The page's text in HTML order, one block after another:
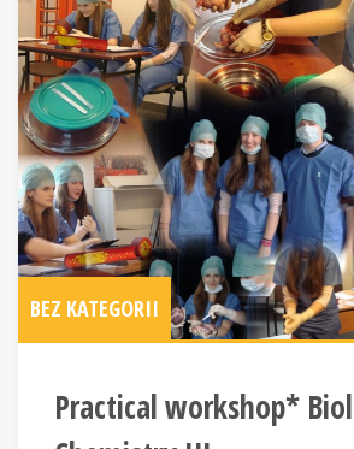
BEZ KATEGORII
Practical workshop*